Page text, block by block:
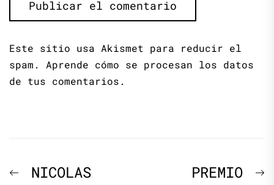
Este sitio usa Akismet para reducir el
spam. Aprende cómo se procesan los datos
de tus comentarios.
Navegación
Previous
NICOLAS
PREMIO